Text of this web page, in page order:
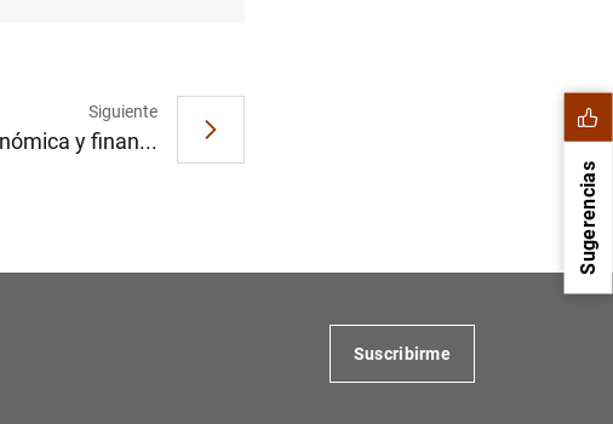
Siguiente
y finan...
Sugerencias
Suscribirme